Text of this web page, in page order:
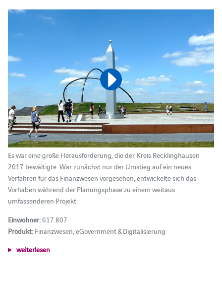
Es war eine große Herausforderung, die der Kreis Recklinghausen
2017 bewältigte: War zunächst nur der Umstieg auf ein neues
Verfahren für das Finanzwesen vorgesehen, entwickelte sich das
Vorhaben während der Planungsphase zu einem weitaus
umfassenderen Projekt.
Einwohner:617.807
Produkt:Finanzwesen, eGovernment & Digitalisierung
weiterlesen